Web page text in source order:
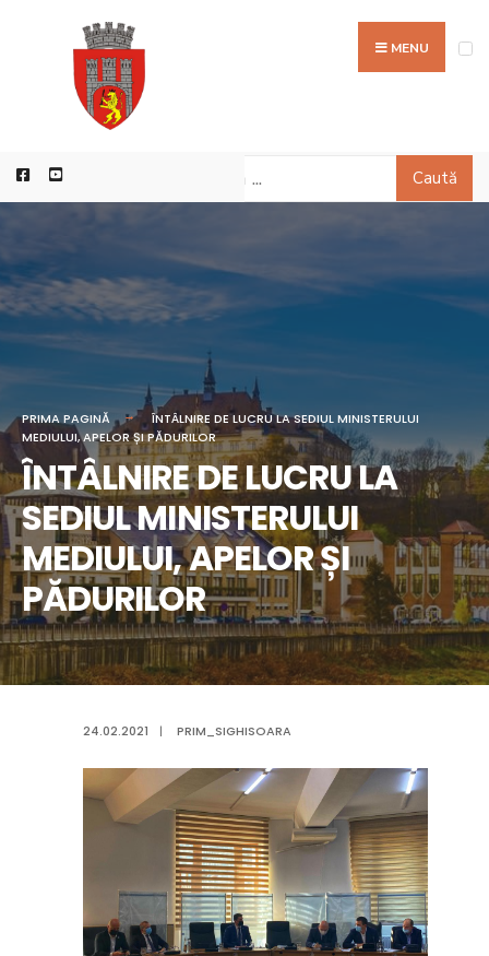
MENU
Caută
PRIMA PAGINĂ
ÎNTÂLNIRE DE LUCRU LA SEDIUL MINISTERULUI
MEDIULUI, APELOR ȘI PĂDURILOR
ÎNTÂLNIRE DE LUCRU LA
SEDIUL MINISTERULUI
MEDIULUI, APELOR ȘI
PĂDURILOR
24.02.2021 | PRIM_SIGHISOARA